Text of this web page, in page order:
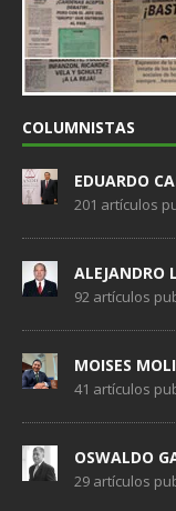
COLUMNISTAS
EDUARDO
201 artículos
ALEJANDRO
92 artículos
MOISES
41 artículos
OSWALDO
29 artículos